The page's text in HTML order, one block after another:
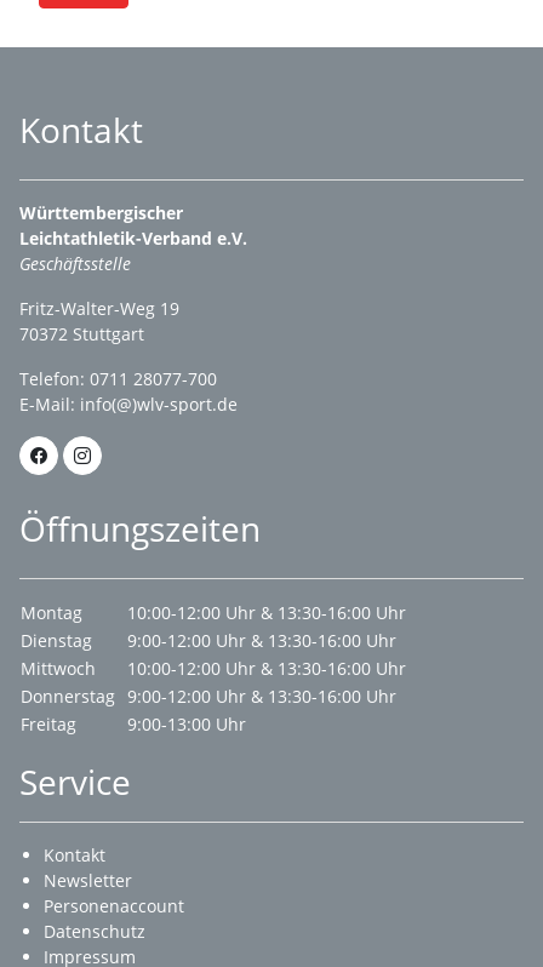
Kontakt
Württembergischer
Leichtathletik-Verband e.V.
Geschäftsstelle
Fritz-Walter-Weg 19
70372 Stuttgart
Telefon: 0711 28077-700
E-Mail: info(@)wlv-sport.de
Öffnungszeiten
Montag
10:00-12:00 Uhr & 13:30-16:00 Uhr
Dienstag
9:00-12:00 Uhr & 13:30-16:00 Uhr
Mittwoch
10:00-12:00 Uhr & 13:30-16:00 Uhr
Donnerstag 9:00-12:00 Uhr & 13:30-16:00 Uhr
Freitag
9:00-13:00 Uhr
Service
Kontakt
Newsletter
Personenaccount
Datenschutz
Impressum